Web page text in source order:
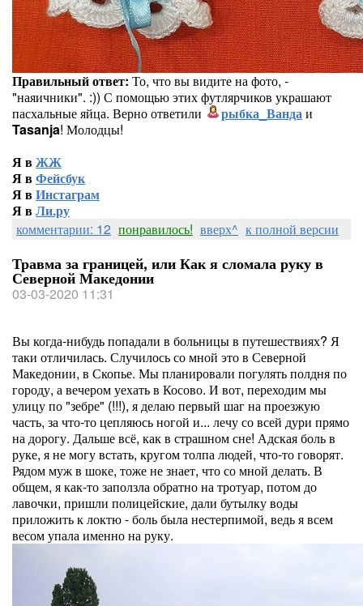
Правильный ответ: То, что вы видите на фото, -
"наяичники". :)) С помощью этих футлярчиков украшают
пасхальные яйца. Верно ответили
рыбка_Вандаи
Tasanja! Молодцы!
Я вЖЖ
Я вФейсбук
Я вИнстаграм
Я вЛи.ру
комментарии: 12 понравилось! вверх^ к полной версии
Травма за границей, или Как я сломала руку в
Северной Македонии
03-03-2020 11:31
Вы когда-нибудь попадали в больницы в путешествиях? Я
таки отличилась. Случилось со мной это в Северной
Македонии, в Скопье. Мы планировали погулять полдня по
городу, а вечером уехать в Косово. И вот, переходим мы
улицу по "зебре" (!!!), я делаю первый шаг на проезжую
часть, за что-то цепляюсь ногой и... лечу со всей дури прямо
на дорогу. Дальше всё, как в страшном сне! Адская боль в
руке, я не могу встать, кругом толпа людей, что-то говорят.
Рядом муж в шоке, тоже не знает, что со мной делать. В
общем, я как-то заползла обратно на тротуар, потом до
лавочки, пришли полицейские, дали бутылку воды
приложить к локтю - боль была нестерпимой, ведь я всем
весом упала именно на руку.